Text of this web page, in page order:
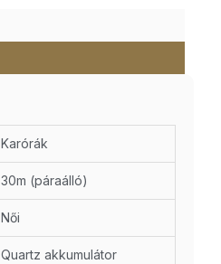
Karórák
30m (páraálló)
Női
Quartz akkumulátor